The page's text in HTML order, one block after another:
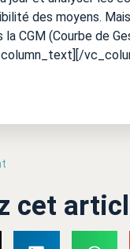
des moyens.
la CGM (Courbe de
cet